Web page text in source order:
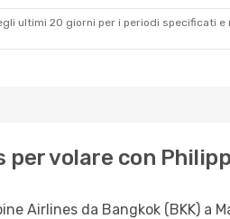
ultimi 20 giorni per i periodi specificati
per volare con
Airlines da Bangkok (BKK) a